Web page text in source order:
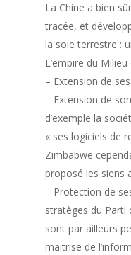
La Chine a bien
tracée, et
la soie terrestre :
L’empire du
– Extension de
– Extension de
d’exemple la
« ses logiciels de
Zimbabwe
proposé les siens
– Protection de
stratèges du Parti
sont par ailleurs
maitrise de